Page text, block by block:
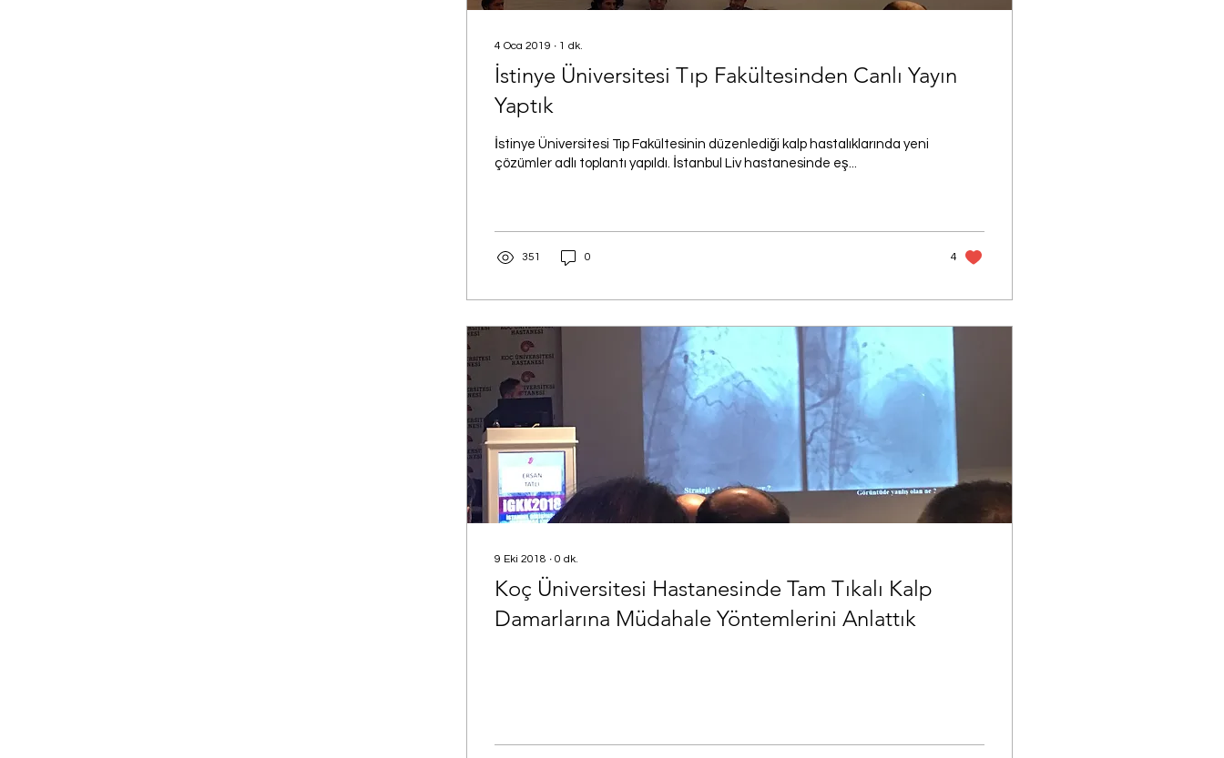
4 Oca 2019 ∙ 1 dk.
İstinye Üniversitesi Tıp Fakültesinden Canlı Yayın
Yaptık
İstinye Üniversitesi Tıp Fakültesinin düzenlediği kalp hastalıklarında yeni
çözümler adlı toplantı yapıldı. İstanbul Liv hastanesinde eş...
351 0 4
9 Eki 2018 ∙ 0 dk.
Koç Üniversitesi Hastanesinde Tam Tıkalı Kalp
Damarlarına Müdahale Yöntemlerini Anlattık